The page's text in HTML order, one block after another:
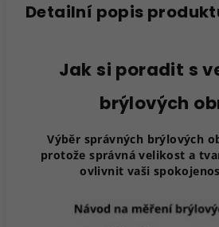
Detailní popis
Jak si poradit s
brýlových
Výběr správných brýlových
protože správná velikost a
ovlivnit vaši